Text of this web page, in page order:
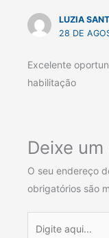
LUZIA
28 DE
Excelente
habilitação
Deixe
O seu endereço
obrigatórios são